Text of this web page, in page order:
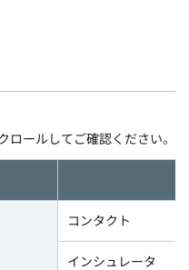
ロールしてご確認ください。
コンタクト
インシュレータ